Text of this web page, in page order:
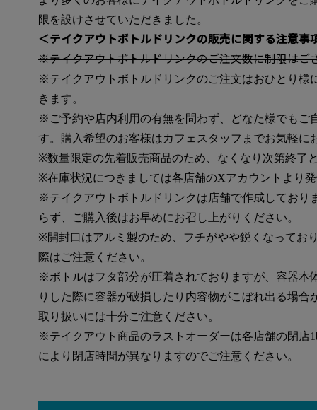
限を設けさせていただきました。
＜テイクアウトボトルドリンクの販売に関する注意事
※テイクアウトボトルドリンクのご注文数に制限はご
※テイクアウトボトルドリンクのご注文はおひとり様
きます。
※ご予約や店内利用の有無を問わず、どなた様でもご
す。購入希望のお客様はカフェスタッフまでお気軽に
※数量限定の先着販売商品のため、なくなり次第終了
※在庫状況につきましては各店舗のXアカウントより
※テイクアウトボトルドリンクは店舗で作成しており
らず、ご購入後はお早めにお召し上がりください。
※開封口はアルミ製のため、フチがやや鋭くなってお
際はご注意ください。
※ボトルはフタ部分が圧着されておりますが、容器本
りした際に容器が破損したり内容物がこぼれ出る場合
取り扱いには十分ご注意ください。
※テイクアウト商品のラストオーダーは各店舗の閉店
により閉店時間が異なりますのでご注意ください。